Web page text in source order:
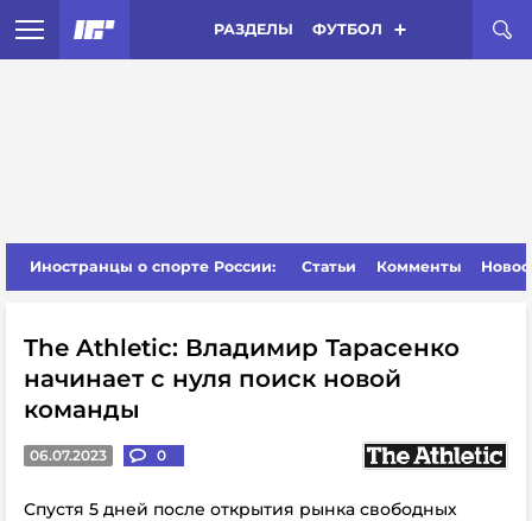
РАЗДЕЛЫ ФУТБОЛ
Иностранцы о спорте России: Статьи Комменты
The Athletic: Владимир Тарасенко
начинает с нуля поиск новой
команды
06.07.2023 0
Спустя 5 дней после открытия рынка свободных